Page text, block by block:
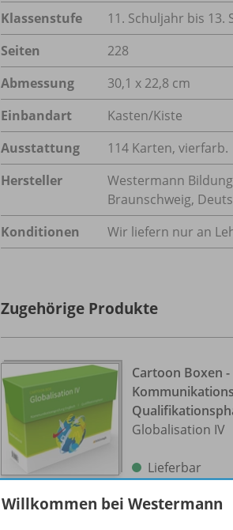
Klassenstufe
11. Schuljahr bis 13.
Seiten
228
Abmessung
30,1 x 22,8 cm
Einbandart
Kasten/Kiste
Ausstattung
114 Karten, vierfarb.
Hersteller
Westermann
Braunschweig,
Konditionen
Wir liefern nur an
Zugehörige Produkte
Cartoon Boxen -
Globalisation IV
Lieferbar
Nur für
Willkommen bei Westermann